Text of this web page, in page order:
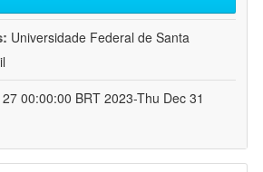
Universidade Federal de Santa
00:00:00 BRT 2023-Thu Dec 31